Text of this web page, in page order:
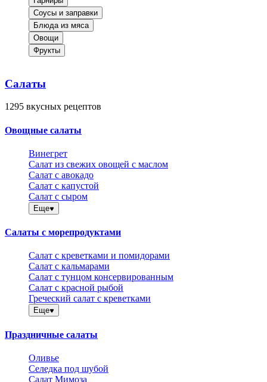
Соусы и заправки
Блюда из мяса
Овощи
Фрукты
Салаты
1295 вкусных рецептов
Овощные салаты
Винегрет
Салат из свежих овощей с маслом
Салат с авокадо
Салат с капустой
Салат с сыром
Еще
Салаты с морепродуктами
Салат с креветками и помидорами
Салат с кальмарами
Салат с тунцом консервированным
Салат с красной рыбой
Греческий салат с креветками
Еще
Праздничные салаты
Оливье
Селедка под шубой
Салат Мимоза